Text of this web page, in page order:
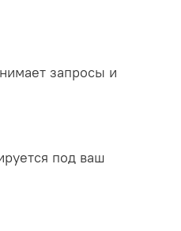
запросы и
под ваш